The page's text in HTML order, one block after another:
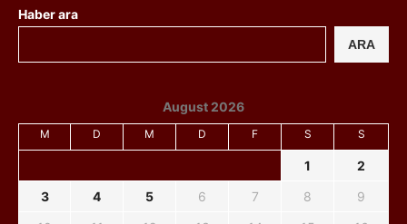
Haber ara
ARA
August 2026
M D M D F S S
1
2
3
4 5 6 7 8
9